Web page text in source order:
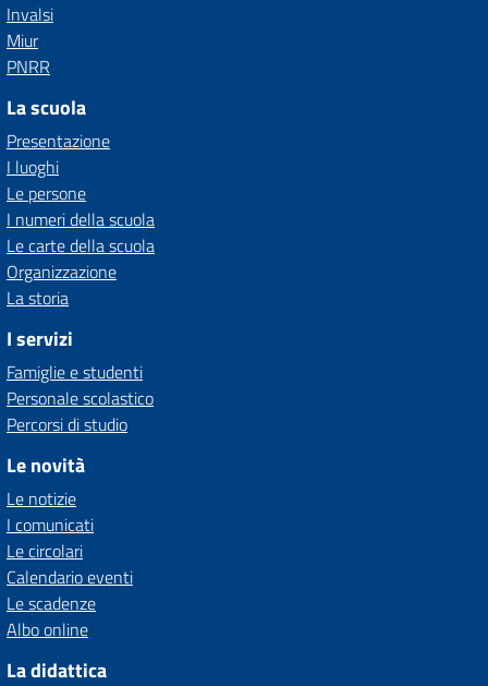
Invalsi
Miur
PNRR
La scuola
Presentazione
I luoghi
Le persone
I numeri della scuola
Le carte della scuola
Organizzazione
La storia
I servizi
Famiglie e studenti
Personale scolastico
Percorsi di studio
Le novità
Le notizie
I comunicati
Le circolari
Calendario eventi
Le scadenze
Albo online
La didattica